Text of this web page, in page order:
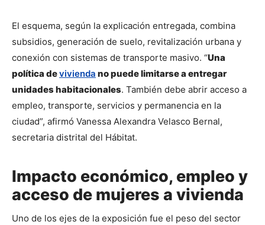
El esquema, según la explicación entregada, combina
subsidios, generación de suelo, revitalización urbana y
conexión con sistemas de transporte masivo. “Una
política de vivienda no puede limitarse a entregar
unidades habitacionales. También debe abrir acceso a
empleo, transporte, servicios y permanencia en la
ciudad”, afirmó Vanessa Alexandra Velasco Bernal,
secretaria distrital del Hábitat.
Impacto económico, empleo y
acceso de mujeres a vivienda
Uno de los ejes de la exposición fue el peso del sector